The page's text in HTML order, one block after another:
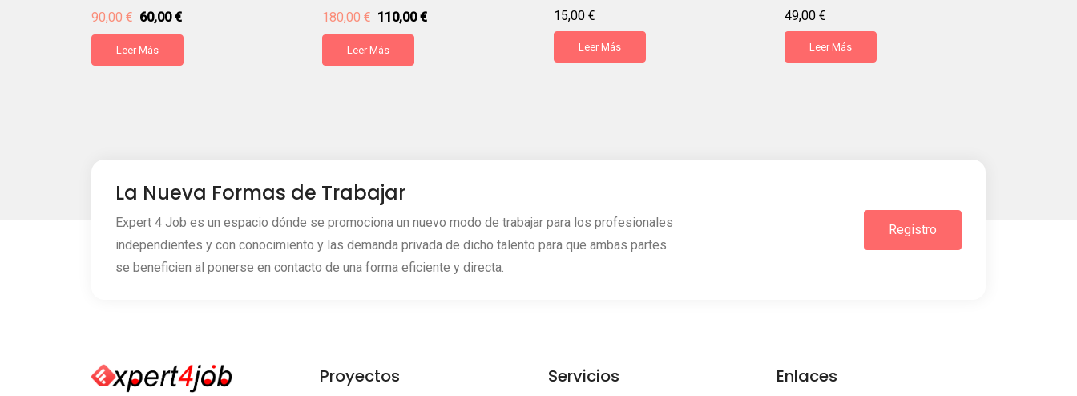
90,00€ 60,00€
Leer Más
180,00€ 110,00€
Leer Más
15,00 €
Leer Más
49,00€
Leer Más
La Nueva Formas de Trabajar
Expert 4 Job es un espacio dónde se promociona un nuevo modo de trabajar para los profesionales
independientes y con conocimiento y las demanda privada de dicho talento para que ambas partes
se beneficien al ponerse en contacto de una forma eficiente y directa.
Registro
Proyectos Servicios Enlaces